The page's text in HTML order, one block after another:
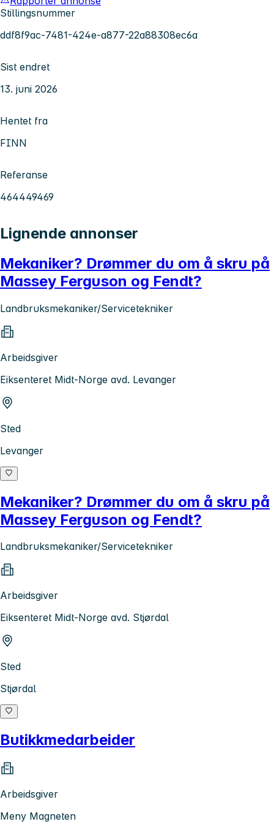
Stillingsnummer
ddf8f9ac-7481-424e-a877-22a88308ec6a
Sist endret
13. juni 2026
Hentet fra
FINN
Referanse
464449469
Lignende annonser
Mekaniker? Drømmer du om å skru på
Massey Ferguson og Fendt?
Landbruksmekaniker/Servicetekniker
Arbeidsgiver
Eiksenteret Midt-Norge avd. Levanger
Sted
Levanger
Mekaniker? Drømmer du om å skru på
Massey Ferguson og Fendt?
Landbruksmekaniker/Servicetekniker
Arbeidsgiver
Eiksenteret Midt-Norge avd. Stjørdal
Sted
Stjørdal
Butikkmedarbeider
Arbeidsgiver
Meny Magneten